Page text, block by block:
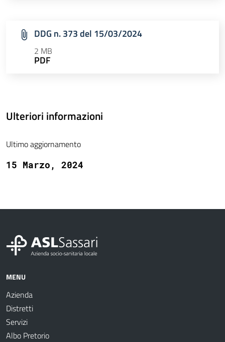
DDG n. 373 del 15/03/2024
2 MB
PDF
Ulteriori informazioni
Ultimo aggiornamento
15 Marzo, 2024
MENU
Azienda
Distretti
Servizi
Albo Pretorio